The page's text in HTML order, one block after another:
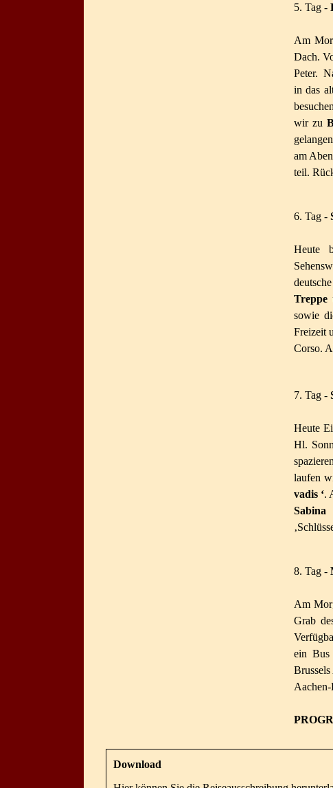
5. Tag -
Am
Dach.
Peter.
in das
wir zu
am
teil.
6. Tag -
Heute
Treppe
sowie
Freizeit
Corso.
7. Tag -
Heute
Hl.
laufen
vadis ‘.
Sabina
8. Tag -
Am
Grab
ein
Download